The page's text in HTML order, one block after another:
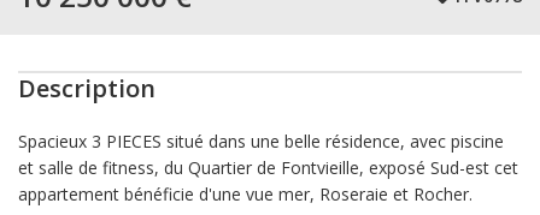
Description
Spacieux 3 PIECES situé dans une belle résidence, avec piscine
et salle de fitness, du Quartier de Fontvieille, exposé Sud-est cet
appartement bénéficie d'une vue mer, Roseraie et Rocher.